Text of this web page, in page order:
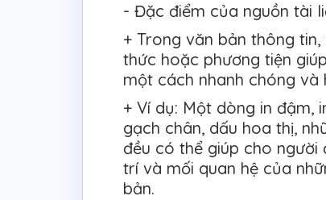
- Đặc điểm của nguồn tài
+ Trong văn bản thông
thức hoặc phương tiện
một cách nhanh chóng và
+ Ví dụ: Một dòng in đậm,
gạch chân, dấu hoa thị,
đều có thể giúp cho
trí và mối quan hệ của
bản.